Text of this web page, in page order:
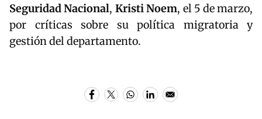
Seguridad Nacional, Kristi Noem, el 5 de marzo,
por críticas sobre su política migratoria y
gestión del departamento.